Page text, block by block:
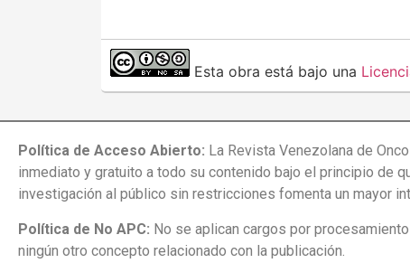
Esta obra está bajo una
Política de Acceso Abierto: La Revista Venezolana de
inmediato y gratuito a todo su contenido bajo el principio de
investigación al público sin restricciones fomenta un mayor
Política de No APC: No se aplican cargos por
ningún otro concepto relacionado con la publicación.